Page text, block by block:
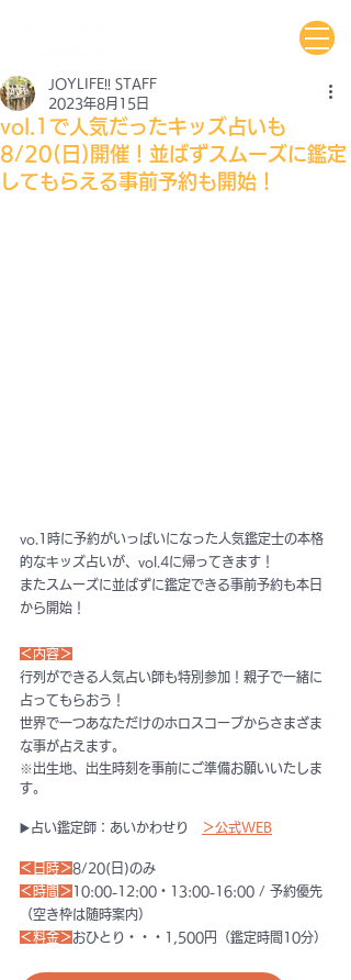
vol.1で人気だったキッズ占いも
8/20(日)開催！並ばずスムーズに鑑定
してもらえる事前予約も開始！
JOYLIFE!! STAFF
2023年8月15日
vo.1時に予約がいっぱいになった人気鑑定士の本格
的なキッズ占いが、vol.4に帰ってきます！
またスムーズに並ばずに鑑定できる事前予約も本日
から開始！
＜内容＞
行列ができる人気占い師も特別参加！親子で一緒に
占ってもらおう！
世界で一つあなただけのホロスコープからさまざま
な事が占えます。
※出生地、出生時刻を事前にご準備お願いいたしま
す。
▶️占い鑑定師：あいかわせり ＞公式WEB
＜日時＞8/20(日)のみ
＜時間＞ 10:00-12:00・13:00-16:00 / 予約優先
（空き枠は随時案内）
＜料金＞おひとり・・・1,500円（鑑定時間10分）